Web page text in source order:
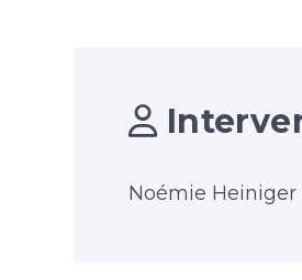
Noémie Heiniger